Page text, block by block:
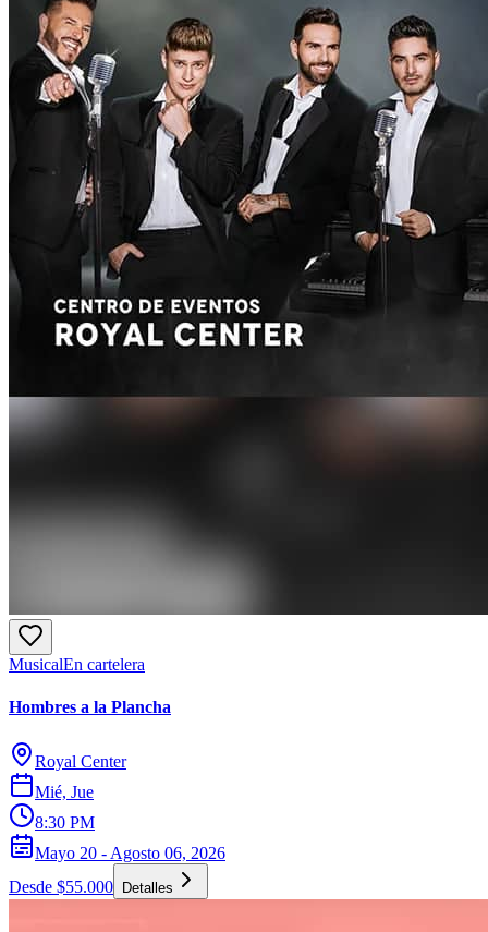
MusicalEn cartelera
Hombres a la Plancha
Royal Center
Mié, Jue
8:30 PM
Mayo 20 - Agosto 06, 2026
Desde $55.000 Detalles